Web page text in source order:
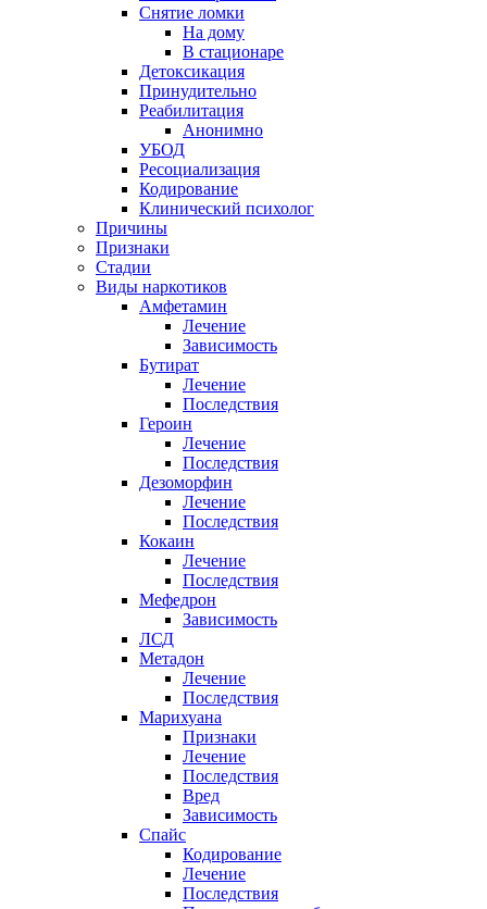
Снятие ломки
На дому
В стационаре
Детоксикация
Принудительно
Реабилитация
Анонимно
УБОД
Ресоциализация
Кодирование
Клинический психолог
Причины
Признаки
Стадии
Виды наркотиков
Амфетамин
Лечение
Зависимость
Бутират
Лечение
Последствия
Героин
Лечение
Последствия
Дезоморфин
Лечение
Последствия
Кокаин
Лечение
Последствия
Мефедрон
Зависимость
ЛСД
Метадон
Лечение
Последствия
Марихуана
Признаки
Лечение
Последствия
Вред
Зависимость
Спайс
Кодирование
Лечение
Последствия